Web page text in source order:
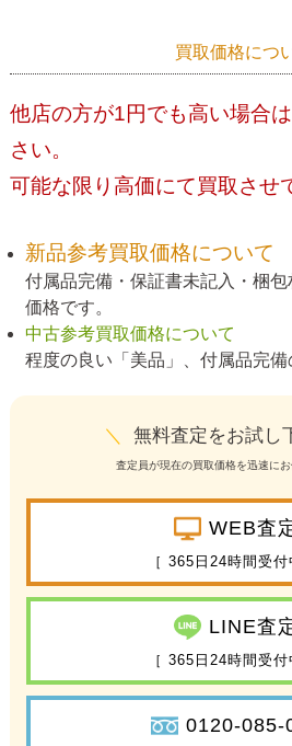
買取価格につ
他店の方が1円でも高い場合
さい。
可能な限り高価にて買取させ
新品参考買取価格について
付属品完備・保証書未記入・梱
価格です。
中古参考買取価格について
程度の良い「美品」、付属品完備
＼ 無料査定をお試し
査定員が現在の買取価格を迅速にお
WEB査
［ 365日24時間受付
LINE査
［ 365日24時間受付
0120-085-